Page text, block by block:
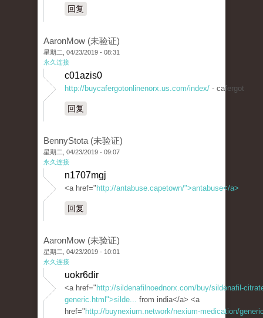
回复
AaronMow (未验证)
星期二, 04/23/2019 - 08:31
永久连接
c01azis0
http://buycafergotonlinenorx.us.com/index/ - cafergot
回复
BennyStota (未验证)
星期二, 04/23/2019 - 09:07
永久连接
n1707mgj
<a href=" http://antabuse.capetown/">antabuse</a>
回复
AaronMow (未验证)
星期二, 04/23/2019 - 10:01
永久连接
uokr6dir
<a href=" http://sildenafilnoednorx.com/buy/sildenafil-
generic.html">silde... from india</a> <a
href=" http://buynexium.network/nexium-medication/